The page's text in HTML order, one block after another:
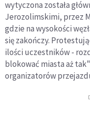
wytyczona została
Jerozolimskimi, przez
gdzie na wysokości
się zakończy.
ilości uczestników -
blokować miasta aż
organizatorów